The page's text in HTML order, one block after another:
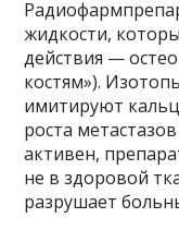
жидкости,
действия —
костям»).
имитируют
роста
активен,
не в здоровой
разрушает